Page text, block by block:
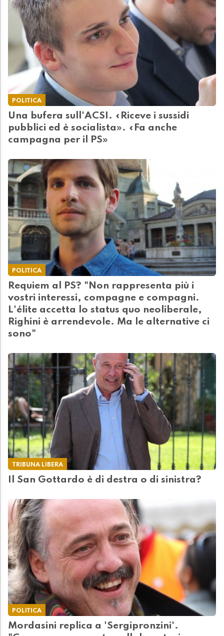
POLITICA
Una bufera sull'ACSI. «Riceve i sussidi
pubblici ed è socialista». «Fa anche
campagna per il PS»
POLITICA
Requiem al PS? "Non rappresenta più i
vostri interessi, compagne e compagni.
L'élite accetta lo status quo neoliberale,
Righini è arrendevole. Ma le alternative ci
sono"
TRIBUNA LIBERA
Il San Gottardo è di destra o di sinistra?
POLITICA
Mordasini replica a 'Sergipronzini'.